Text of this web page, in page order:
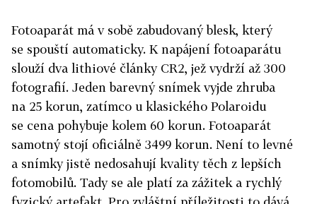
Fotoaparát má v sobě zabudovaný blesk, který
se spouští automaticky. K napájení fotoaparátu
slouží dva lithiové články CR2, jež vydrží až 300
fotografií. Jeden barevný snímek vyjde zhruba
na 25 korun, zatímco u klasického Polaroidu
se cena pohybuje kolem 60 korun. Fotoaparát
samotný stojí oficiálně 3499 korun. Není to levné
a snímky jistě nedosahují kvality těch z lepších
fotomobilů. Tady se ale platí za zážitek a rychlý